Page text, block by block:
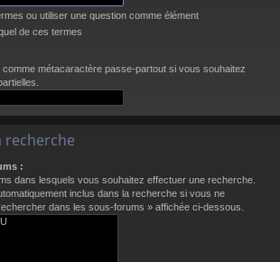
ou utiliser une question comme élément
de ces termes
comme métacaractère passe-partout si vous souhaitez
recherche
:
dans lesquels vous souhaitez effectuer une recherche.
inclus dans la recherche si vous ne
dans les sous-forums » affichée ci-dessous.